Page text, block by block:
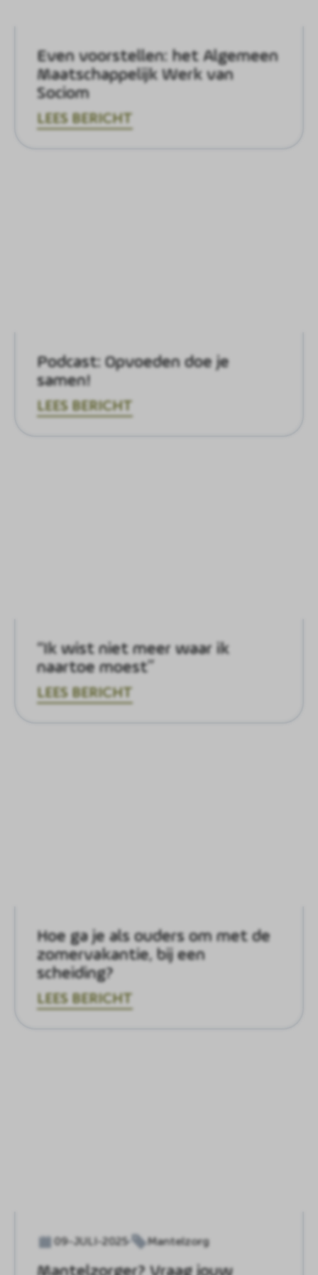
Even voorstellen: het Algemeen
Maatschappelijk Werk van
Sociom
LEES BERICHT
Podcast: Opvoeden doe je
samen!
LEES BERICHT
“Ik wist niet meer waar ik
naartoe moest”
LEES BERICHT
Hoe ga je als ouders om met de
zomervakantie, bij een
scheiding?
LEES BERICHT
09-JULI-2025 Mantelzorg